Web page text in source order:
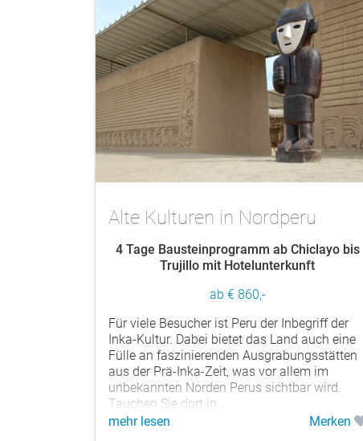
Alte Kulturen in Nordperu
4 Tage Bausteinprogramm ab Chiclayo bis
Trujillo mit Hotelunterkunft
ab € 860,-
Für viele Besucher ist Peru der Inbegriff der
Inka-Kultur. Dabei bietet das Land auch eine
Fülle an faszinierenden Ausgrabungsstätten
aus der Prä-Inka-Zeit, was vor allem im
unbekannten Norden Perus sichtbar wird.
Tauchen Sie dort in...
mehr lesen
Merken